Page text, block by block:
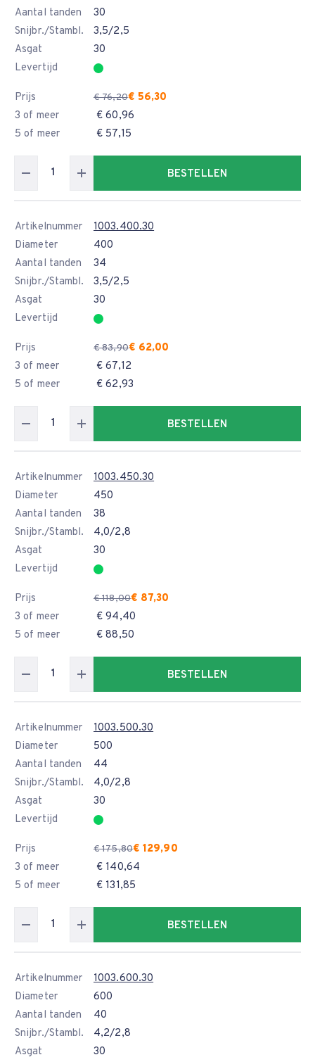
Aantal tanden
30
Snijbr./Stambl.
3,5/2,5
Asgat
30
Levertijd
Prijs € 76,20€ 56,30
3 of meer
€ 60,96
5 of meer
€ 57,15
BESTELLEN
Artikelnummer
1003.400.30
Diameter
400
Aantal tanden
34
Snijbr./Stambl.
3,5/2,5
Asgat
30
Levertijd
Prijs € 83,90€ 62,00
3 of meer
€ 67,12
5 of meer
€ 62,93
BESTELLEN
Artikelnummer
1003.450.30
Diameter
450
Aantal tanden
38
Snijbr./Stambl.
4,0/2,8
Asgat
30
Levertijd
Prijs € 118,00€ 87,30
3 of meer
€ 94,40
5 of meer
€ 88,50
BESTELLEN
Artikelnummer
1003.500.30
Diameter
500
Aantal tanden
44
Snijbr./Stambl.
4,0/2,8
Asgat
30
Levertijd
Prijs € 175,80€ 129,90
3 of meer
€ 140,64
5 of meer
€ 131,85
BESTELLEN
Artikelnummer
1003.600.30
Diameter
600
Aantal tanden
40
Snijbr./Stambl.
4,2/2,8
Asgat
30